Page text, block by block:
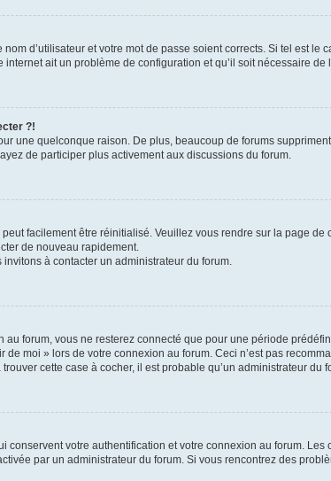
d’utilisateur et votre mot de passe soient corrects. Si tel est
ait un problème de configuration et qu’il soit nécessaire de
?!
une quelconque raison. De plus, beaucoup de forums
de participer plus activement aux discussions du forum.
facilement être réinitialisé. Veuillez vous rendre sur la page de
de nouveau rapidement.
à contacter un administrateur du forum.
forum, vous ne resterez connecté que pour une période
moi » lors de votre connexion au forum. Ceci n’est pas
cette case à cocher, il est probable qu’un administrateur du
votre authentification et votre connexion au forum.
par un administrateur du forum. Si vous rencontrez des